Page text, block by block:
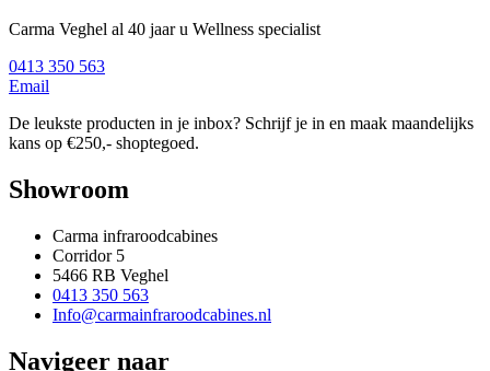
Carma Veghel al 40 jaar u Wellness specialist
0413 350 563
Email
De leukste producten in je inbox? Schrijf je in en maak maandelijks
kans op €250,- shoptegoed.
Showroom
Carma infraroodcabines
Corridor 5
5466 RB Veghel
0413 350 563
Info@carmainfraroodcabines.nl
Navigeer naar